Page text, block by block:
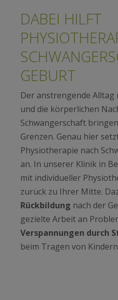
DABEI HILFT
GEBURT
Der anstrengende Alltag
und die körperlichen
Schwangerschaft
Grenzen. Genau hier
Physiotherapie nach
an. In unserer Klinik in
mit individueller
zurück zu Ihrer Mitte.
Rückbildung nach der
gezielte Arbeit an
Verspannungen durch
beim Tragen von